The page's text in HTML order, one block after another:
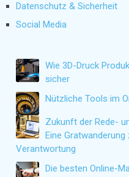
Datenschutz & Sicherheit
Social Media
Wie 3D-Druck
sicher
Nützliche Tools im
Zukunft der Rede-
Eine
Verantwortung
Die besten Online-